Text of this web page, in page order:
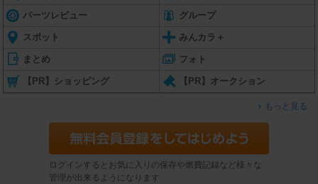
パーツレビュー グループ
スポット みんカラ＋
まとめ フォト
【PR】ショッピング 【PR】オークション
もっと見る
ログインするとお気に入りの保存や燃費記録など様々な
管理が出来るようになります